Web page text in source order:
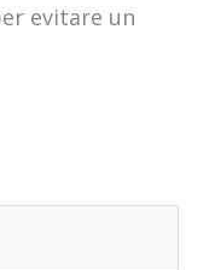
evitare un